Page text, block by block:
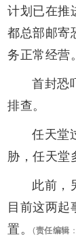
计划已在推
都总部邮寄
务正常经营。
首封恐
排查。
任天堂
胁，任天堂
此前，
目前这两起
置。
(责任编辑